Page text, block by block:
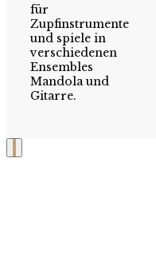
für
Zupfinstrumente
und spiele in
verschiedenen
Ensembles
Mandola und
Gitarre.